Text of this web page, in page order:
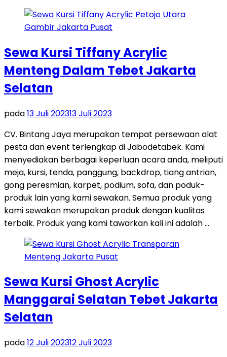
Sewa Kursi Tiffany Acrylic
Menteng Dalam Tebet Jakarta
Selatan
pada13 Juli 202313 Juli 2023
CV. Bintang Jaya merupakan tempat persewaan alat
pesta dan event terlengkap di Jabodetabek. Kami
menyediakan berbagai keperluan acara anda, meliputi
meja, kursi, tenda, panggung, backdrop, tiang antrian,
gong peresmian, karpet, podium, sofa, dan poduk-
produk lain yang kami sewakan. Semua produk yang
kami sewakan merupakan produk dengan kualitas
terbaik. Produk yang kami tawarkan kali ini adalah …
Sewa Kursi Ghost Acrylic
Manggarai Selatan Tebet Jakarta
Selatan
pada12 Juli 202312 Juli 2023